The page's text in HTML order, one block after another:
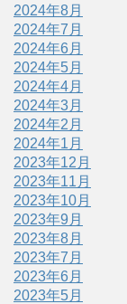
2024年8月
2024年7月
2024年6月
2024年5月
2024年4月
2024年3月
2024年2月
2024年1月
2023年12月
2023年11月
2023年10月
2023年9月
2023年8月
2023年7月
2023年6月
2023年5月